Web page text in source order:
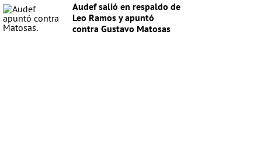
Audef salió en respaldo de
Leo Ramos y apuntó
contra Gustavo Matosas